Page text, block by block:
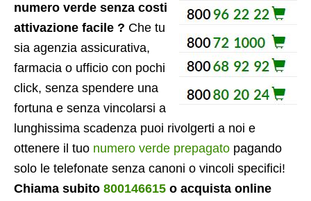
numero verde senza costi
attivazione facile ? Che tu
sia agenzia assicurativa,
farmacia o ufficio con pochi
click, senza spendere una
fortuna e senza vincolarsi a
lunghissima scadenza puoi rivolgerti a noi e
ottenere il tuo numero verde prepagato pagando
solo le telefonate senza canoni o vincoli specifici!
Chiama subito 800146615 o acquista online